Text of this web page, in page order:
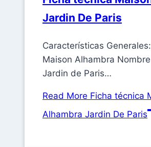
Jardin De Paris
Características
Maison Alhambra
Jardin de Paris…
Read More Ficha técnica
Alhambra Jardin De Paris